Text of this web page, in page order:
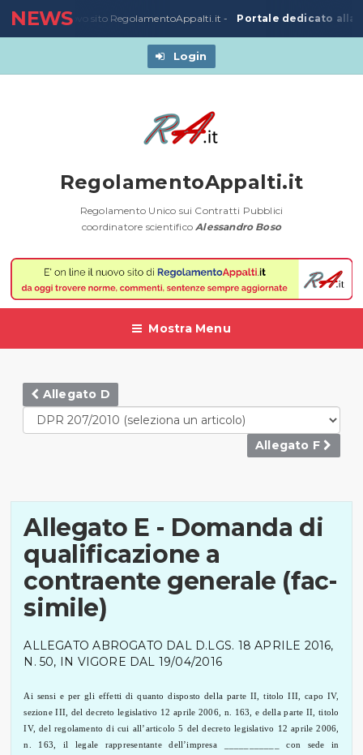
NEWS
2020-Nuovo sito RegolamentoAppalti.it - Portale dedicato alla
Login
RegolamentoAppalti.it
Regolamento Unico sui Contratti Pubblici
coordinatore scientificoAlessandro Boso
Mostra Menu
Allegato D
Allegato F
Allegato E - Domanda di
qualificazione a
contraente generale (fac-
simile)
ALLEGATO ABROGATO DAL D.LGS. 18 APRILE 2016,
N. 50, IN VIGORE DAL 19/04/2016
Ai sensi e per gli effetti di quanto disposto della parte II, titolo III, capo IV,
sezione III, del decreto legislativo 12 aprile 2006, n. 163, e della parte II, titolo
IV, del regolamento di cui all’articolo 5 del decreto legislativo 12 aprile 2006,
n. 163, il legale rappresentante dell’impresa ___________ con sede in